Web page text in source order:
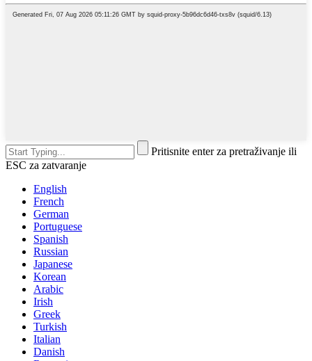
Pritisnite enter za pretraživanje ili
ESC za zatvaranje
English
French
German
Portuguese
Spanish
Russian
Japanese
Korean
Arabic
Irish
Greek
Turkish
Italian
Danish